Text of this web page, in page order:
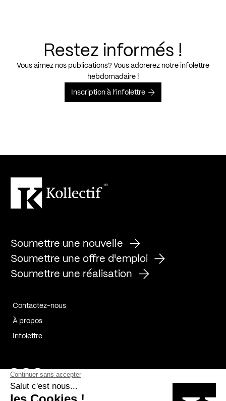
Restez informés !
Vous aimez nos publications? Vous adorerez notre infolettre
hebdomadaire !
Inscription à l’infolettre
Soumettre une nouvelle
Soumettre une offre d'emploi
Soumettre une réalisation
Contactez-nous
À propos
Infolettre
Page Facebook de Kollectif
Page Instagram de Kollectif
Page Linkedin de Kollectif